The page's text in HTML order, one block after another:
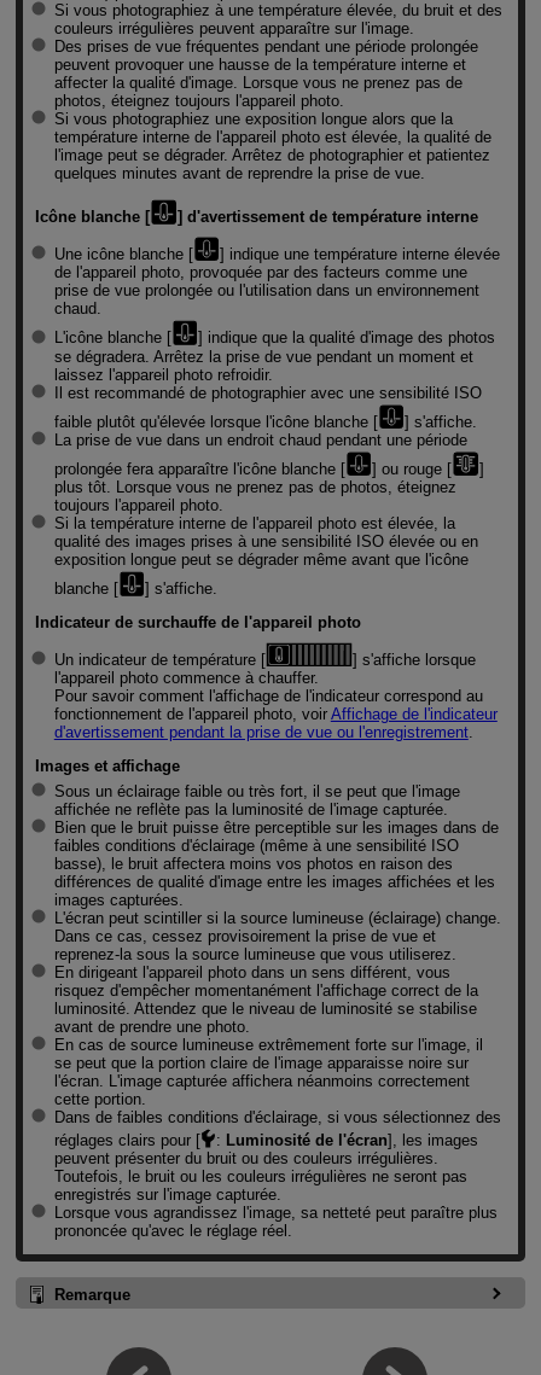
Si vous photographiez à une température élevée, du bruit et des
couleurs irrégulières peuvent apparaître sur l'image.
Des prises de vue fréquentes pendant une période prolongée
peuvent provoquer une hausse de la température interne et
affecter la qualité d'image. Lorsque vous ne prenez pas de
photos, éteignez toujours l'appareil photo.
Si vous photographiez une exposition longue alors que la
température interne de l'appareil photo est élevée, la qualité de
l'image peut se dégrader. Arrêtez de photographier et patientez
quelques minutes avant de reprendre la prise de vue.
Icône blanche [ ] d'avertissement de température interne
Une icône blanche [
] indique une température interne élevée
de l'appareil photo, provoquée par des facteurs comme une
prise de vue prolongée ou l'utilisation dans un environnement
chaud.
L'icône blanche [
] indique que la qualité d'image des photos
se dégradera. Arrêtez la prise de vue pendant un moment et
laissez l'appareil photo refroidir.
Il est recommandé de photographier avec une sensibilité ISO
faible plutôt qu'élevée lorsque l'icône blanche [
] s'affiche.
La prise de vue dans un endroit chaud pendant une période
prolongée fera apparaître l'icône blanche [
] ou rouge [
]
plus tôt. Lorsque vous ne prenez pas de photos, éteignez
toujours l'appareil photo.
Si la température interne de l'appareil photo est élevée, la
qualité des images prises à une sensibilité ISO élevée ou en
exposition longue peut se dégrader même avant que l'icône
blanche [
] s'affiche.
Indicateur de surchauffe de l'appareil photo
Un indicateur de température [
] s'affiche lorsque
l'appareil photo commence à chauffer.
Pour savoir comment l'affichage de l'indicateur correspond au
fonctionnement de l'appareil photo, voir Affichage de l'indicateur
d'avertissement pendant la prise de vue ou l'enregistrement.
Images et affichage
Sous un éclairage faible ou très fort, il se peut que l'image
affichée ne reflète pas la luminosité de l'image capturée.
Bien que le bruit puisse être perceptible sur les images dans de
faibles conditions d'éclairage (même à une sensibilité ISO
basse), le bruit affectera moins vos photos en raison des
différences de qualité d'image entre les images affichées et les
images capturées.
L'écran peut scintiller si la source lumineuse (éclairage) change.
Dans ce cas, cessez provisoirement la prise de vue et
reprenez-la sous la source lumineuse que vous utiliserez.
En dirigeant l'appareil photo dans un sens différent, vous
risquez d'empêcher momentanément l'affichage correct de la
luminosité. Attendez que le niveau de luminosité se stabilise
avant de prendre une photo.
En cas de source lumineuse extrêmement forte sur l'image, il
se peut que la portion claire de l'image apparaisse noire sur
l'écran. L'image capturée affichera néanmoins correctement
cette portion.
Dans de faibles conditions d'éclairage, si vous sélectionnez des
réglages clairs pour [
: Luminosité de l'écran], les images
peuvent présenter du bruit ou des couleurs irrégulières.
Toutefois, le bruit ou les couleurs irrégulières ne seront pas
enregistrés sur l'image capturée.
Lorsque vous agrandissez l'image, sa netteté peut paraître plus
prononcée qu'avec le réglage réel.
Remarque